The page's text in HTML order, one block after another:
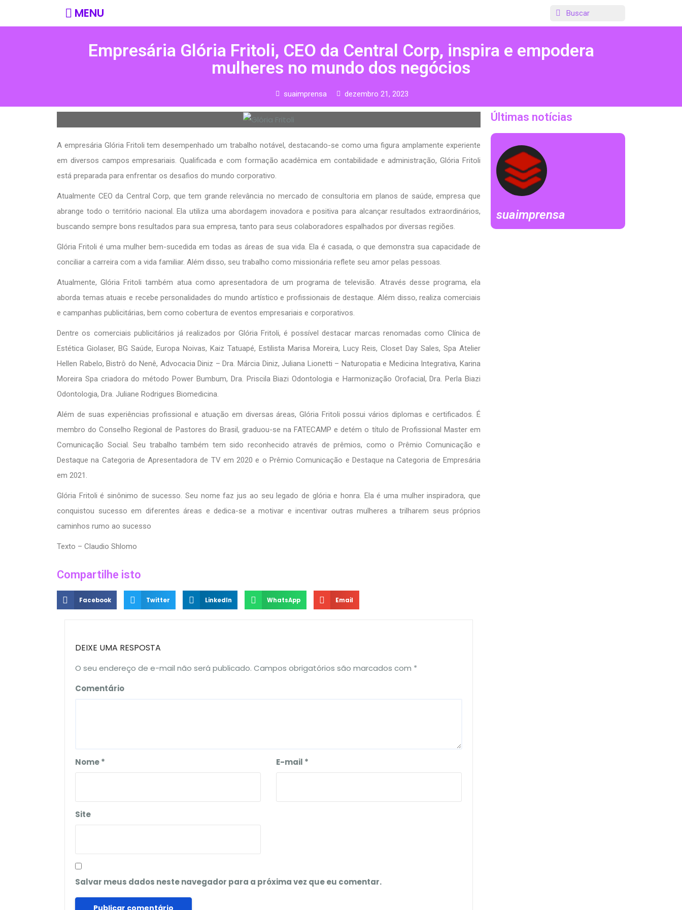
MENU
Empresária Glória Fritoli, CEO da Central Corp, inspira e empodera
mulheres no mundo dos negócios
suaimprensa dezembro 21, 2023
A empresária Glória Fritoli tem desempenhado um trabalho notável, destacando-se como uma figura amplamente experiente
em diversos campos empresariais. Qualificada e com formação acadêmica em contabilidade e administração, Glória Fritoli
está preparada para enfrentar os desafios do mundo corporativo.
Atualmente CEO da Central Corp, que tem grande relevância no mercado de consultoria em planos de saúde, empresa que
abrange todo o território nacional. Ela utiliza uma abordagem inovadora e positiva para alcançar resultados extraordinários,
buscando sempre bons resultados para sua empresa, tanto para seus colaboradores espalhados por diversas regiões.
Glória Fritoli é uma mulher bem-sucedida em todas as áreas de sua vida. Ela é casada, o que demonstra sua capacidade de
conciliar a carreira com a vida familiar. Além disso, seu trabalho como missionária reflete seu amor pelas pessoas.
Atualmente, Glória Fritoli também atua como apresentadora de um programa de televisão. Através desse programa, ela
aborda temas atuais e recebe personalidades do mundo artístico e profissionais de destaque. Além disso, realiza comerciais
e campanhas publicitárias, bem como cobertura de eventos empresariais e corporativos.
Dentre os comerciais publicitários já realizados por Glória Fritoli, é possível destacar marcas renomadas como Clínica de
Estética Giolaser, BG Saúde, Europa Noivas, Kaiz Tatuapé, Estilista Marisa Moreira, Lucy Reis, Closet Day Sales, Spa Atelier
Hellen Rabelo, Bistrô do Nenê, Advocacia Diniz – Dra. Márcia Diniz, Juliana Lionetti – Naturopatia e Medicina Integrativa, Karina
Moreira Spa criadora do método Power Bumbum, Dra. Priscila Biazi Odontologia e Harmonização Orofacial, Dra. Perla Biazi
Odontologia, Dra. Juliane Rodrigues Biomedicina.
Além de suas experiências profissional e atuação em diversas áreas, Glória Fritoli possui vários diplomas e certificados. É
membro do Conselho Regional de Pastores do Brasil, graduou-se na FATECAMP e detém o título de Profissional Master em
Comunicação Social. Seu trabalho também tem sido reconhecido através de prêmios, como o Prêmio Comunicação e
Destaque na Categoria de Apresentadora de TV em 2020 e o Prêmio Comunicação e Destaque na Categoria de Empresária
em 2021.
Glória Fritoli é sinônimo de sucesso. Seu nome faz jus ao seu legado de glória e honra. Ela é uma mulher inspiradora, que
conquistou sucesso em diferentes áreas e dedica-se a motivar e incentivar outras mulheres a trilharem seus próprios
caminhos rumo ao sucesso
​Texto – Claudio Shlomo
Compartilhe isto
Facebook Twitter LinkedIn WhatsApp Email
DEIXE UMA RESPOSTA
O seu endereço de e-mail não será publicado. Campos obrigatórios são marcados com *
Comentário
Nome* E-mail *
Site
Salvar meus dados neste navegador para a próxima vez que eu comentar.
Últimas notícias
suaimprensa